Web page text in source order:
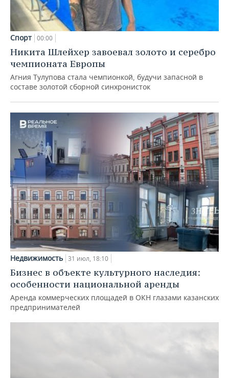
Спорт 00:00
Никита Шлейхер завоевал золото и серебро
чемпионата Европы
Агния Тулупова стала чемпионкой, будучи запасной в
составе золотой сборной синхронисток
Недвижимость 31 июл, 18:10
Бизнес в объекте культурного наследия:
особенности национальной аренды
Аренда коммерческих площадей в ОКН глазами казанских
предпринимателей